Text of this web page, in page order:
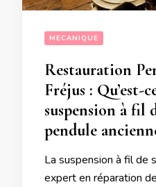
MECANIQUE
Restauration
Fréjus : Qu’est-
suspension à fil
pendule
La suspension à fil de
expert en réparation